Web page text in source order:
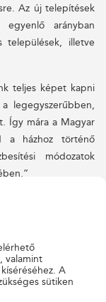
Az új telepítések
arányban
települések, illetve
teljes képet kapni
legegyszerűbben,
Így mára a Magyar
a házhoz történő
módozatok
alapú csekkek
megoldásokra
már nem csak a
biztosítja
valamint
A
sütiken